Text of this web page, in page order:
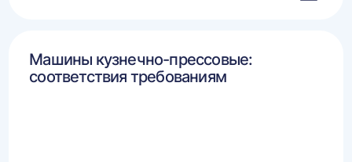
Машины кузнечно-прессовые:
соответствия требованиям